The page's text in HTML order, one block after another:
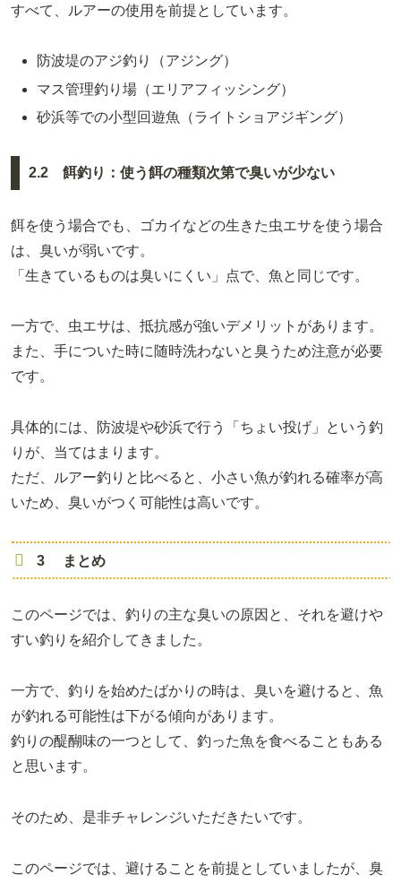
すべて、ルアーの使用を前提としています。
防波堤のアジ釣り（アジング）
マス管理釣り場（エリアフィッシング）
砂浜等での小型回遊魚（ライトショアジギング）
2.2 餌釣り：使う餌の種類次第で臭いが少ない
餌を使う場合でも、ゴカイなどの生きた虫エサを使う場合
は、臭いが弱いです。
「生きているものは臭いにくい」点で、魚と同じです。
一方で、虫エサは、抵抗感が強いデメリットがあります。
また、手についた時に随時洗わないと臭うため注意が必要
です。
具体的には、防波堤や砂浜で行う「ちょい投げ」という釣
りが、当てはまります。
ただ、ルアー釣りと比べると、小さい魚が釣れる確率が高
いため、臭いがつく可能性は高いです。
3 まとめ
このページでは、釣りの主な臭いの原因と、それを避けや
すい釣りを紹介してきました。
一方で、釣りを始めたばかりの時は、臭いを避けると、魚
が釣れる可能性は下がる傾向があります。
釣りの醍醐味の一つとして、釣った魚を食べることもある
と思います。
そのため、是非チャレンジいただきたいです。
このページでは、避けることを前提としていましたが、臭